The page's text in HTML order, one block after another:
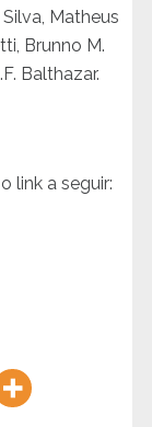
Matheus
Brunno M.
Balthazar.
link a seguir: